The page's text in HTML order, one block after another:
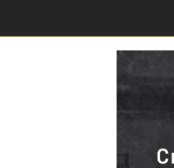
Créez-vous une alerte mail pour être averti quand une annonce est en ligne et consultez la